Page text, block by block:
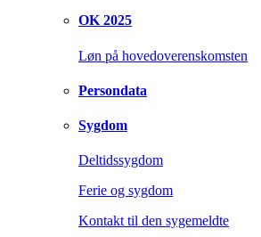
OK 2025
Løn på hovedoverenskomsten
Persondata
Sygdom
Deltidssygdom
Ferie og sygdom
Kontakt til den sygemeldte